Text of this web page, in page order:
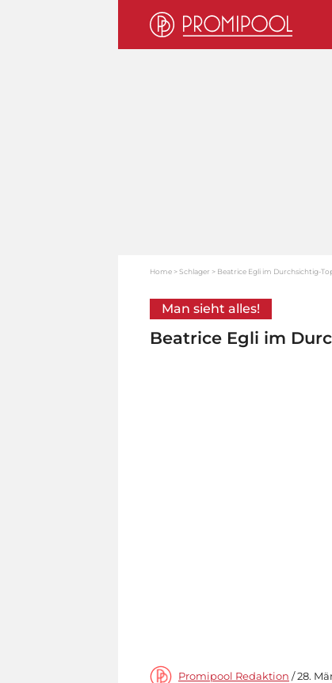
Home Schlager Beatrice Egli im Durchsichtig-
Man sieht alles!
Beatrice Egli im
Promipool Redaktion / 28.